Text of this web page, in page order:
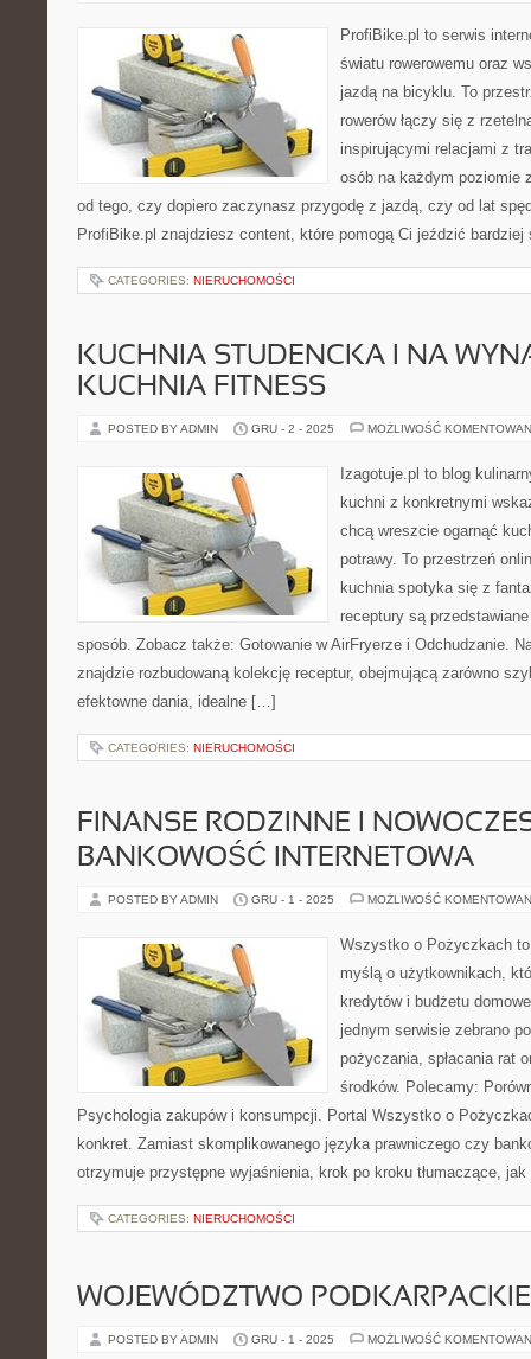
ProfiBike.pl to serwis
światu rowerowemu oraz
jazdą na bicyklu. To
rowerów łączy się z
inspirującymi relacjami z
osób na każdym poziomie
od tego, czy dopiero zaczynasz przygodę z jazdą, czy od lat
ProfiBike.pl znajdziesz content, które pomogą Ci jeździć
CATEGORIES: NIERUCHOMOŚCI
KUCHNIA STUDENCKA I NA
KUCHNIA FITNESS
POSTED BY ADMIN GRU - 2 - 2025 MOŻLIWOŚĆ
Izagotuje.pl to blog
kuchni z konkretnymi
chcą wreszcie ogarnąć
potrawy. To przestrzeń
kuchnia spotyka się z
receptury są
sposób. Zobacz także: Gotowanie w AirFryerze i Odchudzanie.
znajdzie rozbudowaną kolekcję receptur, obejmującą zarówno
efektowne dania, idealne […]
CATEGORIES: NIERUCHOMOŚCI
FINANSE RODZINNE I
BANKOWOŚĆ INTERNETOWA
POSTED BY ADMIN GRU - 1 - 2025 MOŻLIWOŚĆ
Wszystko o Pożyczkach
myślą o użytkownikach,
kredytów i budżetu
jednym serwisie zebrano
pożyczania, spłacania rat
środków. Polecamy:
Psychologia zakupów i konsumpcji. Portal Wszystko o
konkret. Zamiast skomplikowanego języka prawniczego czy
otrzymuje przystępne wyjaśnienia, krok po kroku tłumaczące,
CATEGORIES: NIERUCHOMOŚCI
WOJEWÓDZTWO
POSTED BY ADMIN GRU - 1 - 2025 MOŻLIWOŚĆ